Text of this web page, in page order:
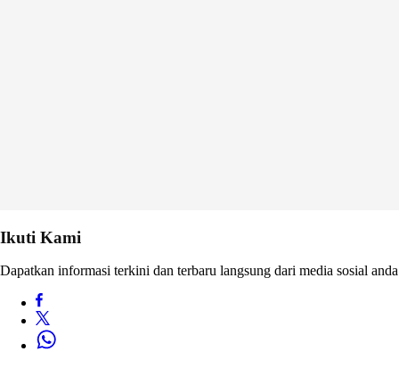
Ikuti Kami
Dapatkan informasi terkini dan terbaru langsung dari media sosial anda